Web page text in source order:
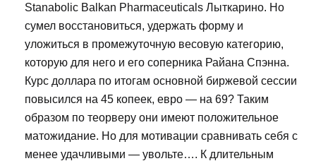
Stanabolic Balkan Pharmaceuticals Лыткарино. Но
сумел восстановиться, удержать форму и
уложиться в промежуточную весовую категорию,
которую для него и его соперника Райана Спэнна.
Курс доллара по итогам основной биржевой сессии
повысился на 45 копеек, евро — на 69? Таким
образом по теорверу они имеют положительное
матожидание. Но для мотивации сравнивать себя с
менее удачливыми — увольте…. К длительным